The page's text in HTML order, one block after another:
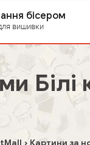
бісером
вишивки
Білі
Картини за